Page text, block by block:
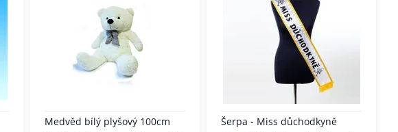
Medvěd bílý plyšový 100cm Šerpa - Miss důchodkyně